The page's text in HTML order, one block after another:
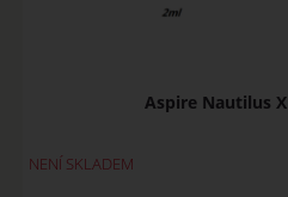
Aspire Nautilus
NENÍ SKLADEM